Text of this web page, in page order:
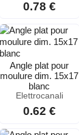
0.78 €
Angle plat pour
moulure dim. 15x17
blanc
Elettrocanali
0.62 €